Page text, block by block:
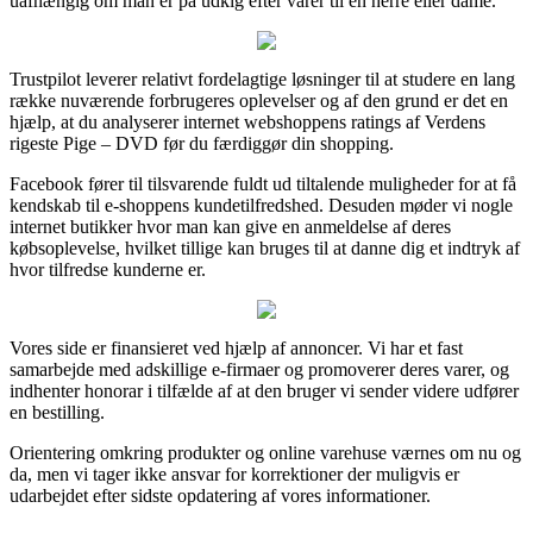
Trustpilot leverer relativt fordelagtige løsninger til at studere en lang
række nuværende forbrugeres oplevelser og af den grund er det en
hjælp, at du analyserer internet webshoppens ratings af Verdens
rigeste Pige – DVD før du færdiggør din shopping.
Facebook fører til tilsvarende fuldt ud tiltalende muligheder for at få
kendskab til e-shoppens kundetilfredshed. Desuden møder vi nogle
internet butikker hvor man kan give en anmeldelse af deres
købsoplevelse, hvilket tillige kan bruges til at danne dig et indtryk af
hvor tilfredse kunderne er.
Vores side er finansieret ved hjælp af annoncer. Vi har et fast
samarbejde med adskillige e-firmaer og promoverer deres varer, og
indhenter honorar i tilfælde af at den bruger vi sender videre udfører
en bestilling.
Orientering omkring produkter og online varehuse værnes om nu og
da, men vi tager ikke ansvar for korrektioner der muligvis er
udarbejdet efter sidste opdatering af vores informationer.